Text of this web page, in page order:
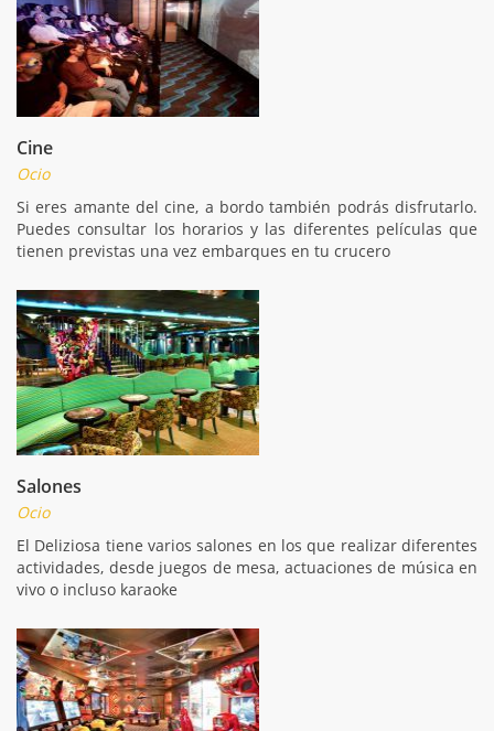
Cine
Ocio
Si eres amante del cine, a bordo también podrás disfrutarlo.
Puedes consultar los horarios y las diferentes películas que
tienen previstas una vez embarques en tu crucero
Salones
Ocio
El Deliziosa tiene varios salones en los que realizar diferentes
actividades, desde juegos de mesa, actuaciones de música en
vivo o incluso karaoke